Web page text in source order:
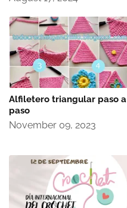
Alfiletero triangular paso a
paso
November 09, 2023